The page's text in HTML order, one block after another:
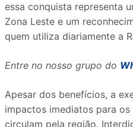
essa conquista representa
Zona Leste e um
quem utiliza diariamente a
Entre no nosso grupo do
Apesar dos benefícios, a
impactos imediatos para
circulam pela região.